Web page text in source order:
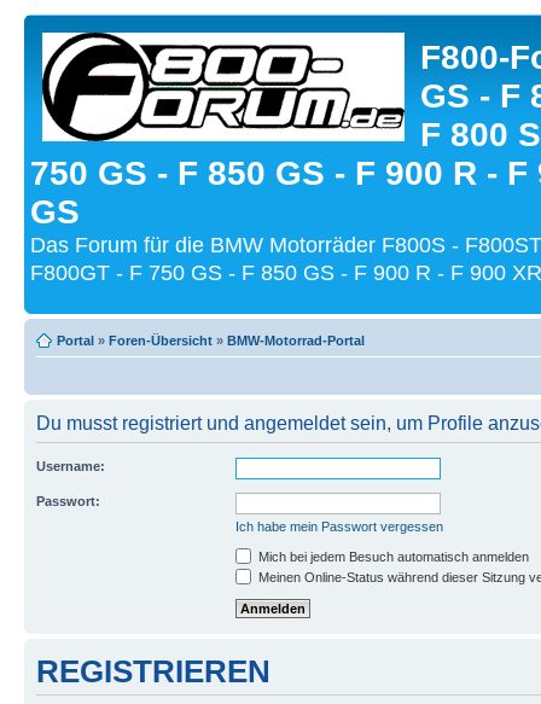
F800-
GS - F
F 800
750 GS - F 850 GS - F 900 R - F
GS
Das Forum für die BMW Motorräder F800S -
F800GT - F 750 GS - F 850 GS - F 900 R - F 900
Portal » Foren-Übersicht » BMW-Motorrad-Portal
Du musst registriert und angemeldet sein, um Profile
Username:
Passwort:
Ich habe mein Passwort vergessen
Mich bei jedem Besuch automatisch anmelden
Meinen Online-Status während dieser Sitzung
REGISTRIEREN